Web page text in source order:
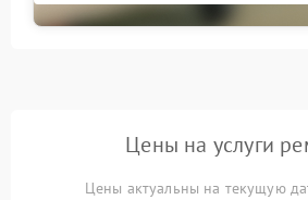
Цены на услуги
Цены актуальны на текущую